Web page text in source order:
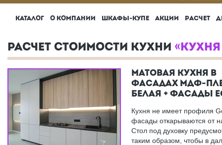
КАТАЛОГ О КОМПАНИИ ШКАФЫ-КУПЕ АКЦИИ РАСЧЕТ
РАСЧЕТ СТОИМОСТИ КУХНИ «КУХНЯ
МАТОВАЯ КУХНЯ В
ФАСАДАХ МДФ-
БЕЛАЯ + ФАСАДЫ
Кухня не имеет профиля
фасады откарываются от
Стол под духовку
таким образом, чтобы в